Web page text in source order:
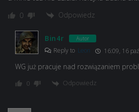
0 Odpowiedz
Bin4r Autor
Reply to Leon 16:09, 16
WG już pracuje nad rozwiązaniem
0 Odpowiedz